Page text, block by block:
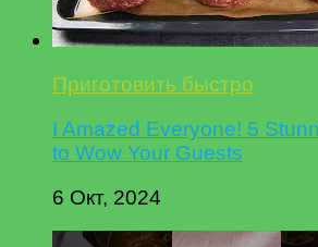
Приготовить быстро
I Amazed Everyone! 5
to Wow Your Guests
6 Окт, 2024